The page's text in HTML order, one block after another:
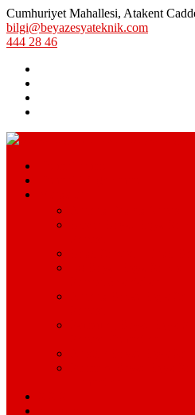
Cumhuriyet Mahallesi, Atakent
bilgi@beyazesyateknik.com
444 28 46